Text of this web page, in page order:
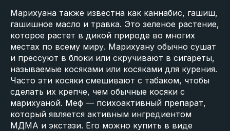
Марихуана также известна как каннабис, гашиш,
гашишное масло и травка. Это зеленое растение,
которое растет в дикой природе во многих
местах по всему миру. Марихуану обычно сушат
и прессуют в блоки или скручивают в сигареты,
называемые косяками или косяками для курения.
Часто эти косяки смешивают с табаком, чтобы
сделать их крепче, чем обычные косяки с
марихуаной. Меф — психоактивный препарат,
который является активным ингредиентом
МДМА и экстази. Его можно купить в виде